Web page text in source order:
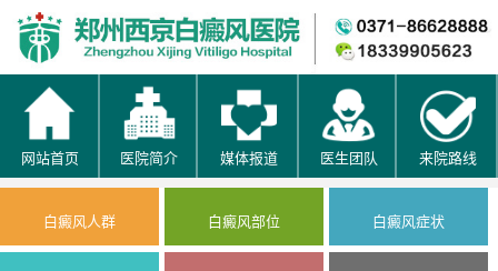
网站首页 医院简介 媒体报道 医生团队 来院路线
白癜风人群 白癜风部位 白癜风症状